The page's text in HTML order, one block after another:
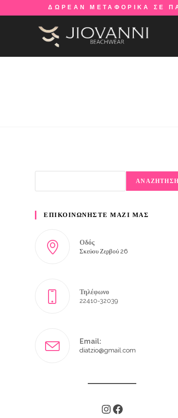
ΔΩΡΕΑΝ ΜΕΤΑΦΟΡΙΚΑ ΣΕ
ΑΝΑΖΗΤΗΣΗ
ΕΠΙΚΟΙΝΩΝΗΣΤΕ ΜΑΖΙ ΜΑΣ
Οδός
Σκεύου Ζερβού 26
Τηλέφωνο
22410-32039
Email:
diatzio@gmail.com